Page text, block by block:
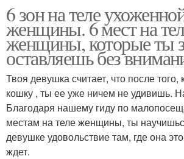
Неопрятные женщины
6 зон на теле
женщины. 6 мест на
женщины, которые ты
оставляешь без
Твоя девушка считает, что после того,
кошку , ты ее уже ничем не удивишь.
Благодаря нашему гиду по
местам на теле женщины, ты
девушке удовольствие там, где она
ждет.